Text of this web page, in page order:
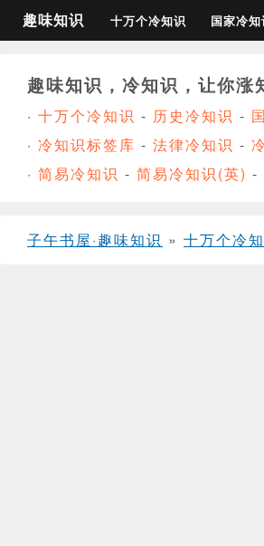
趣味知识 十万个冷知识 国家冷知
趣味知识，冷知识，让你涨
· 十万个冷知识 - 历史冷知识 -
· 冷知识标签库 - 法律冷知识 -
· 简易冷知识 - 简易冷知识(英) -
子午书屋·趣味知识 » 十万个冷